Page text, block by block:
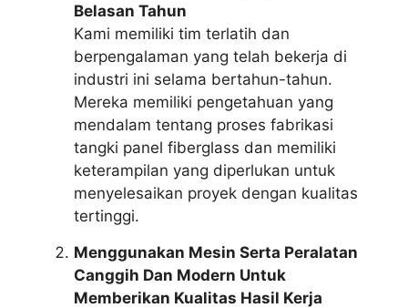
Belasan Tahun
Kami memiliki tim terlatih dan
berpengalaman yang telah bekerja di
industri ini selama bertahun-tahun.
Mereka memiliki pengetahuan yang
mendalam tentang proses fabrikasi
tangki panel fiberglass dan memiliki
keterampilan yang diperlukan untuk
menyelesaikan proyek dengan kualitas
tertinggi.
Menggunakan Mesin Serta Peralatan
Canggih Dan Modern Untuk
Memberikan Kualitas Hasil Kerja